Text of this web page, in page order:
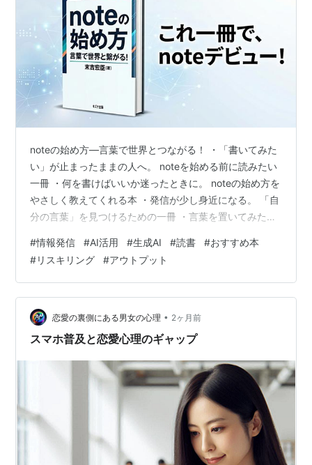
noteの始め方―言葉で世界とつながる！ ・「書いてみた
い」が止まったままの人へ。 noteを始める前に読みたい
一冊 ・何を書けばいいか迷ったときに。 noteの始め方を
やさしく教えてくれる本 ・発信が少し身近になる。 「自
分の言葉」を見つけるための一冊 ・言葉を置いてみた
かの文章が流れてきます。 「こんなことを書ける人はす
ごいな」と思う一方で、自分は何を書けばいいのか分か
らない。 そんな気持ちのまま、投稿画面だけ開いて閉じ
たことがあります。 書きたいことがないわけではありま
せん。 ただ、「これを書いていいのかな」と考え始める
と、手が止ま…
#情報発信 #AI活用 #生成AI #読書 #おすすめ本
#リスキリング #アウトプット
恋愛の裏側にある男女の心理 • 2ヶ月前
スマホ普及と恋愛心理のギャップ